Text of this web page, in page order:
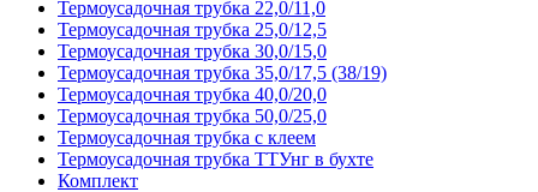
Термоусадочная трубка 22,0/11,0
Термоусадочная трубка 25,0/12,5
Термоусадочная трубка 30,0/15,0
Термоусадочная трубка 35,0/17,5 (38/19)
Термоусадочная трубка 40,0/20,0
Термоусадочная трубка 50,0/25,0
Термоусадочная трубка с клеем
Термоусадочная трубка ТТУнг в бухте
Комплект